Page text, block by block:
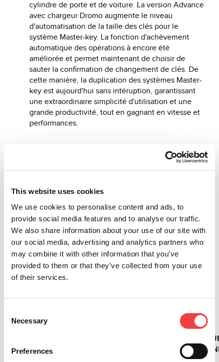
This website uses cookies
We use cookies to personalise content and ads, to
provide social media features and to analyse our traffic.
We also share information about your use of our site with
our social media, advertising and analytics partners who
may combine it with other information that you’ve
provided to them or that they’ve collected from your use
of their services.
Selection
Necessary
Preferences
cylindre de porte et de voiture. La version Advance
avec chargeur Dromo augmente le niveau
d'automatisation de la taille des clés pour le
système Master-key. La fonction d'achèvement
automatique des opérations à encore été
améliorée et permet maintenant de choisir de
sauter la confirmation de changement de clés. De
cette manière, la duplication des systèmes Master-
key est aujourd'hui sans intéruption, garantissant
une extraordinaire simplicité d'utilisation et une
grande productivité, tout en gagnant en vitesse et
performances.
Autres infos que nous vous suggérons
2026 |
mercredi
1 juillet
2026
LIGER :
4.17.0
2026 |
mercredi
1 juillet
2026
2026 |
mercredi
1 juillet
2026
2026 |
mercredi
1 juillet
2026
MACHINE